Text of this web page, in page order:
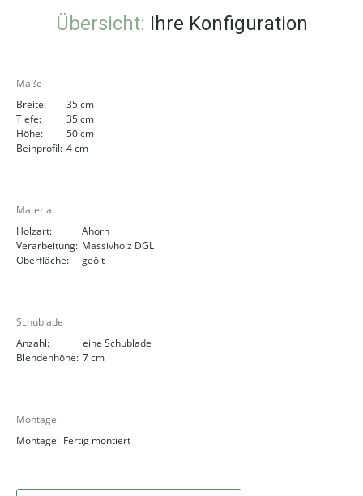
Übersicht: Ihre Konfiguration
Maße
Breite:
35 cm
Tiefe:
35 cm
Höhe:
50 cm
Beinprofil: 4 cm
Material
Holzart:
Ahorn
Verarbeitung: Massivholz DGL
Oberfläche:
geölt
Schublade
Anzahl:
eine Schublade
Blendenhöhe: 7 cm
Montage
Montage: Fertig montiert